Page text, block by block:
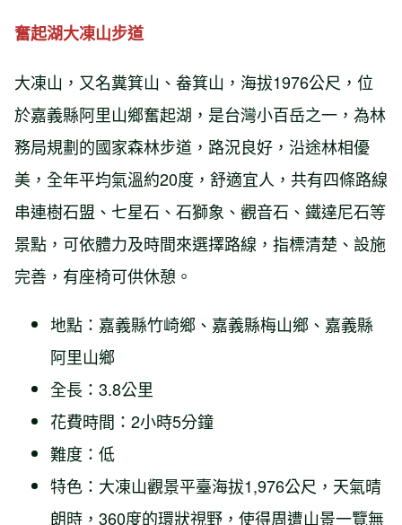
奮起湖大凍山步道
大凍山，又名糞箕山、畚箕山，海拔1976公尺，位
於嘉義縣阿里山鄉奮起湖，是台灣小百岳之一，為林
務局規劃的國家森林步道，路況良好，沿途林相優
美，全年平均氣溫約20度，舒適宜人，共有四條路線
串連樹石盟、七星石、石獅象、觀音石、鐵達尼石等
景點，可依體力及時間來選擇路線，指標清楚、設施
完善，有座椅可供休憩。
地點：嘉義縣竹崎鄉、嘉義縣梅山鄉、嘉義縣
阿里山鄉
全長：3.8公里
花費時間：2小時5分鐘
難度：低
特色：大凍山觀景平臺海拔1,976公尺，天氣晴
朗時，360度的環狀視野，使得周遭山景一覽無